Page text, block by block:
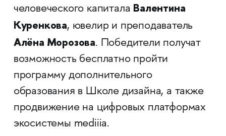
человеческого капитала Валентина
Куренкова, ювелир и преподаватель
Алёна Морозова. Победители получат
возможность бесплатно пройти
программу дополнительного
образования в Школе дизайна, а также
продвижение на цифровых платформах
экосистемы mediiia.